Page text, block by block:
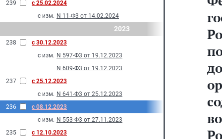
239
с 25.02.2024
с изм. N 11-Ф3 от 14.02.2024
2023
238
с 30.12.2023
с изм. N 597-Ф3 от 19.12.2023
N 609-Ф3 от 19.12.2023
237
с 25.12.2023
с изм. N 641-Ф3 от 25.12.2023
236
с 08.12.2023
с изм. N 553-Ф3 от 27.11.2023
235
с 12.10.2023